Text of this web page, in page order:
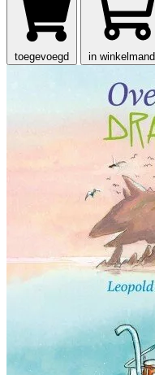
toegevoegd in winkelmand